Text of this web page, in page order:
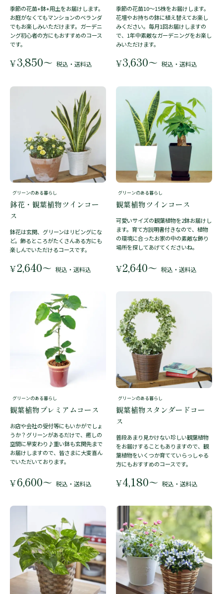
季節の花苗+鉢+用土をお届けします。
お庭がなくてもマンションのベランダ
でもお楽しみいただけます。ガーデニ
ング初心者の方にもおすすめのコース
です。
¥3,850〜 税込・送料込
季節の花苗10～15株をお届けします。
花壇やお持ちの鉢に植え替えてお楽し
みください。毎月1回お届けしますの
で、1年中素敵なガーデニングをお楽し
みいただけます。
¥3,630〜 税込・送料込
グリーンのある暮らし
鉢花・観葉植物ツインコー
ス
鉢花は玄関、グリーンはリビングにな
ど。飾るところがたくさんある方にも
楽しんでいただけるコースです。
¥2,640〜 税込・送料込
グリーンのある暮らし
観葉植物ツインコース
可愛いサイズの観葉植物を2鉢お届けし
ます。育て方説明書付きなので、植物
の環境に合ったお家の中の素敵な飾り
場所を探してあげてくださいね。
¥2,640〜 税込・送料込
グリーンのある暮らし
観葉植物プレミアムコース
お店や会社の受付等にもいかがでしょ
うか？グリーンがあるだけで、癒しの
空間に早変わり♪重い鉢も玄関先まで
お届けしますので、皆さまに大変喜ん
でいただいております。
¥6,600〜 税込・送料込
グリーンのある暮らし
観葉植物スタンダードコー
ス
普段あまり見かけない珍しい観葉植物
をお届けすることもありますので、観
葉植物をいくつか育てていらっしゃる
方にもおすすめのコースです。
¥4,180〜 税込・送料込